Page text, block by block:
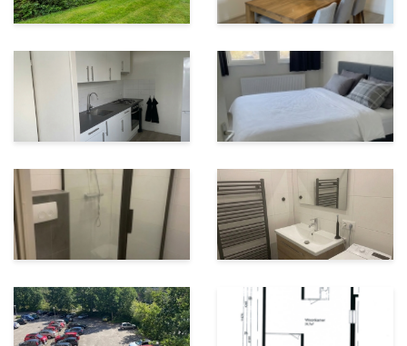
Belangrijke kenmerken op een rij:
Woonoppervlakte: ca. 67,6 m²;
Energielabel: C;
Verwarming: Eigen CV-ketel;
VVE bijdrage: ca. € 218,- per maand;
Extra’s: Lift aanwezig en een inpandige én externe
berging;
Ligging: Nabij ziekenhuis, park en centrum.